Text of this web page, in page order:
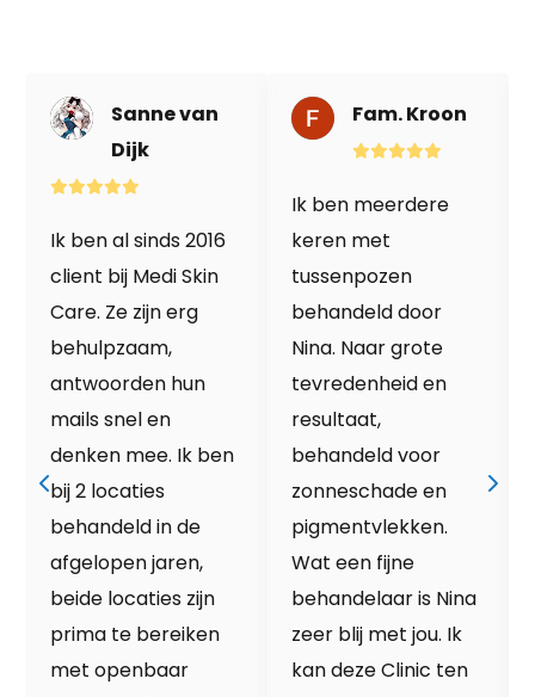
Sanne van
Dijk
Ik ben al sinds 2016
client bij Medi Skin
Care. Ze zijn erg
behulpzaam,
antwoorden hun
mails snel en
denken mee. Ik ben
bij 2 locaties
behandeld in de
afgelopen jaren,
beide locaties zijn
prima te bereiken
met openbaar
Fam. Kroon
Ik ben meerdere
keren met
tussenpozen
behandeld door
Nina. Naar grote
tevredenheid en
resultaat,
behandeld voor
zonneschade en
pigmentvlekken.
Wat een fijne
behandelaar is Nina
zeer blij met jou. Ik
kan deze Clinic ten